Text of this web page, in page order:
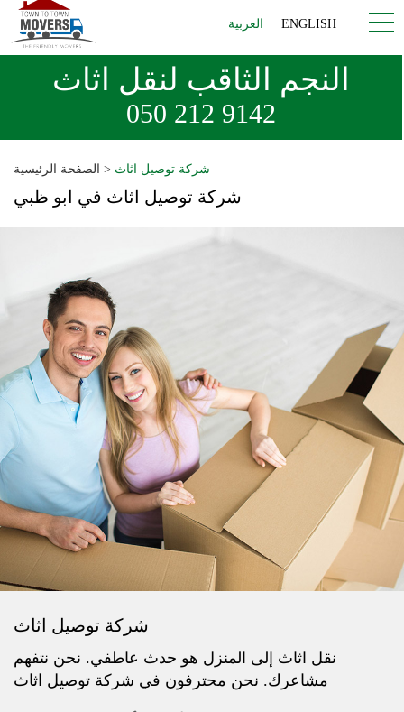
العربية ENGLISH
النجم الثاقب لنقل اثاث
050 212 9142
الصفحة الرئيسية > شركة توصيل اثاث
شركة توصيل اثاث في ابو ظبي
شركة توصيل اثاث
نقل اثاث إلى المنزل هو حدث عاطفي. نحن نتفهم
مشاعرك. نحن محترفون في شركة توصيل اثاث